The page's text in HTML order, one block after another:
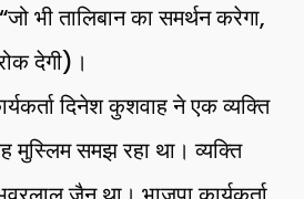
भी तालिबान का समर्थन करेगा,
देगी)।
दिनेश कुशवाह ने एक व्यक्ति
मुस्लिम समझ रहा था। व्यक्ति